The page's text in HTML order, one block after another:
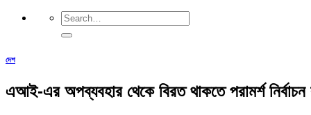
দেশ
এআই-এর অপব্যবহার থেকে বিরত থাকতে পরামর্শ নির্বাচন